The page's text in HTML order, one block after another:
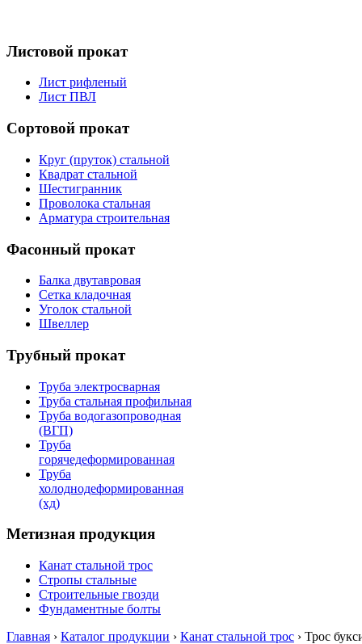
Листовой прокат
Лист рифленый
Лист ПВЛ
Сортовой прокат
Круг (пруток) стальной
Квадрат стальной
Шестигранник
Проволока стальная
Арматура строительная
Фасонный прокат
Балка двутавровая
Сетка кладочная
Уголок стальной
Швеллер
Трубный прокат
Труба электросварная
Труба стальная профильная
Труба водогазопроводная
(ВГП)
Труба
горячедеформированная
Труба
холоднодеформированная
(хд)
Метизная продукция
Канат стальной трос
Стропы стальные
Строительные гвозди
Фундаментные болты
Главная › Каталог продукции › Канат стальной трос › Трос